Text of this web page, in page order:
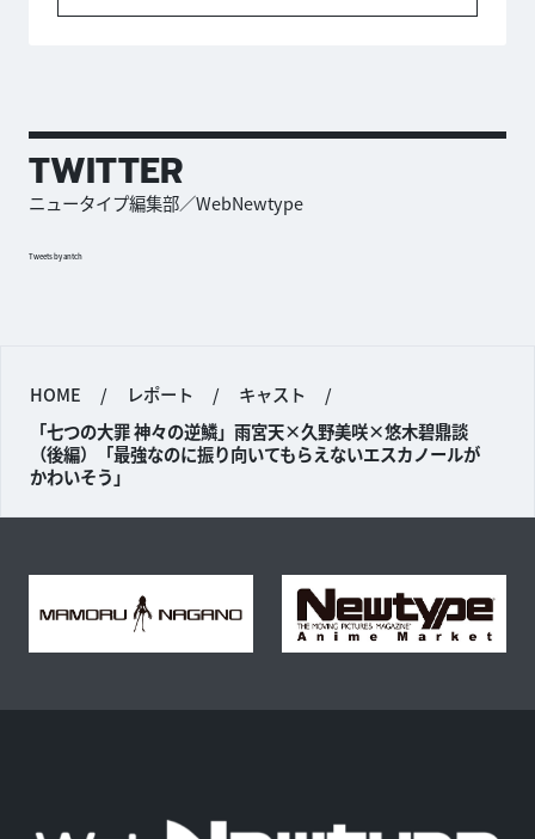
TWITTER
ニュータイプ編集部／WebNewtype
Tweets by antch
HOME / レポート / キャスト
/
「七つの大罪 神々の逆鱗」雨宮天×久野美咲×悠木碧鼎談
（後編）「最強なのに振り向いてもらえないエスカノールが
かわいそう」